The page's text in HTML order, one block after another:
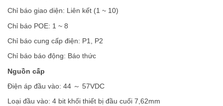
Chỉ báo giao diện: Liên kết (1 ~ 10)
Chỉ báo POE: 1 ~ 8
Chỉ báo cung cấp điện: P1, P2
Chỉ báo báo động: Báo thức
Nguồn cấp
Điện áp đầu vào: 44 ～ 57VDC
Loại đầu vào: 4 bit khối thiết bị đầu cuối 7,62mm